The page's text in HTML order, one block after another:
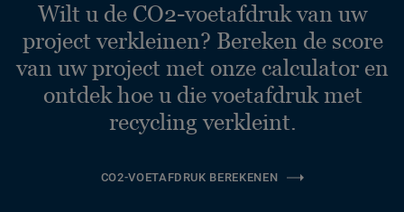
Wilt u de CO2-voetafdruk van uw
project verkleinen? Bereken de score
van uw project met onze calculator en
ontdek hoe u die voetafdruk met
recycling verkleint.
CO2-VOETAFDRUK BEREKENEN